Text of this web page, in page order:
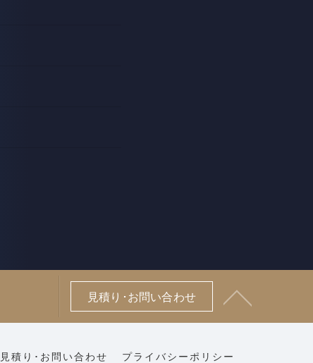
見積り･お問い合わせ
見積り･お問い合わせ プライバシーポリシー